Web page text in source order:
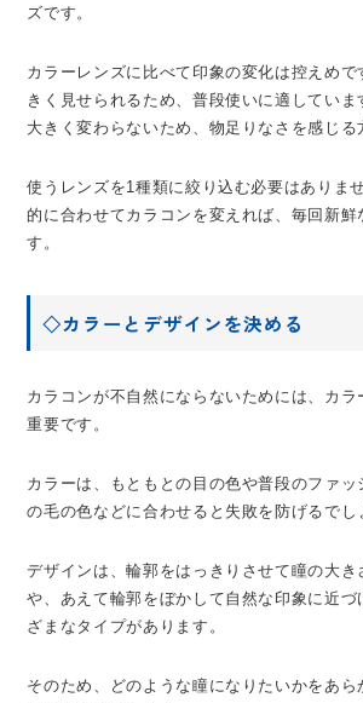
ズです。
カラーレンズに比べて印象の変化は控えめ
きく見せられるため、普段使いに適してい
大きく変わらないため、物足りなさを感じる
使うレンズを1種類に絞り込む必要はありま
的に合わせてカラコンを変えれば、毎回新鮮
す。
◇カラーとデザインを決める
カラコンが不自然にならないためには、カ
重要です。
カラーは、もともとの目の色や普段のファ
の毛の色などに合わせると失敗を防げるでし
デザインは、輪郭をはっきりさせて瞳の大き
や、あえて輪郭をぼかして自然な印象に近づ
ざまなタイプがあります。
そのため、どのような瞳になりたいかをあら